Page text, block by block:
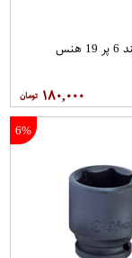
۱۸۰,۰۰۰
6%